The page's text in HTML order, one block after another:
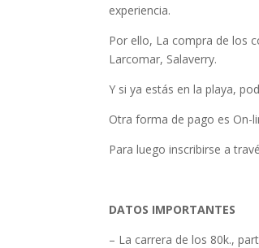
experiencia.
Por ello, La compra de los
Larcomar, Salaverry.
Y si ya estás en la playa,
Otra forma de pago es
Para luego inscribirse a
DATOS IMPORTANTES
– La carrera de los 80k.,